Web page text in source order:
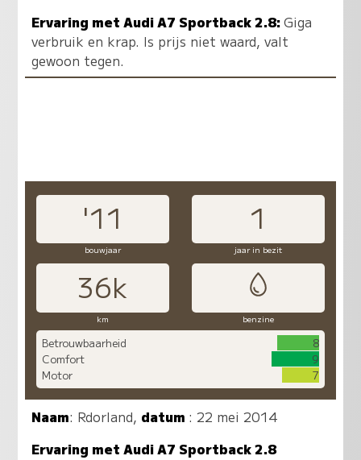
Ervaring met Audi A7 Sportback 2.8:Giga
verbruik en krap. Is prijs niet waard, valt
gewoon tegen.
'11 1
bouwjaar jaar in bezit
36k
km benzine
Betrouwbaarheid
8
Comfort
9
Motor
7
Naam: Rdorland, datum : 22 mei 2014
Ervaring met Audi A7 Sportback 2.8